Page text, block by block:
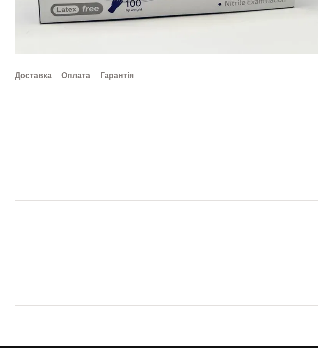
Доставка Оплата Гарантія